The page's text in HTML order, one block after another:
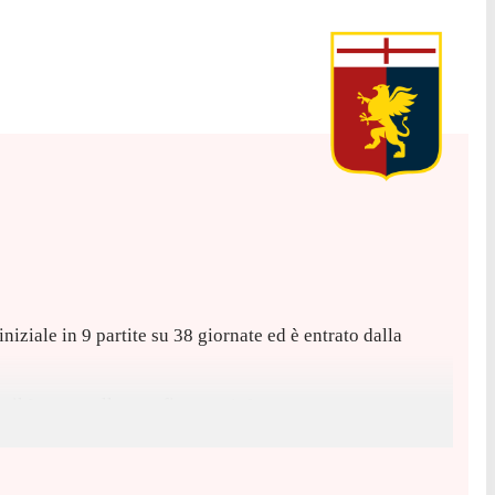
in 9 partite su 38 giornate ed è entrato dalla
Lecce, nella sconfitta per 1-0.